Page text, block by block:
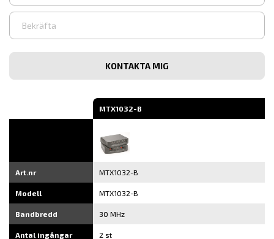
Ange
e-
Bekräfta
post
MTX1032-B
Art.nr MTX1032-B
Modell MTX1032-B
Bandbredd 30 MHz
Antal ingångar 2 st